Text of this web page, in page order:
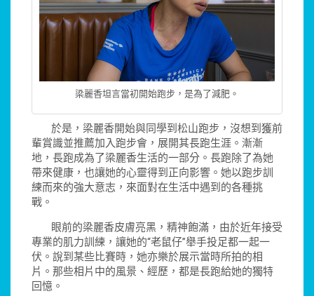
梁麗香坦言當初開始跑步，是為了減肥。
於是，梁麗香開始與同學到松山跑步，沒想到獲前
輩賞識並推薦加入跑步會，展開其長跑生涯。漸漸
地，長跑成為了梁麗香生活的一部分。長跑除了為她
帶來健康，也讓她的心靈得到正向影響。她以跑步訓
練而來的強大意志，來面對在生活中遇到的各種挑
戰。
眼前的梁麗香皮膚亮黑，精神飽滿，由於近年接受
專業的肌力訓練，讓她的“老鼠仔”舉手投足都一起一
伏。說到某些比賽時，她亦樂於展示當時所拍的相
片。那些相片中的風景、經歷，都是長跑給她的獨特
回憶。